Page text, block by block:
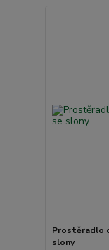
Prostěradlo
slony